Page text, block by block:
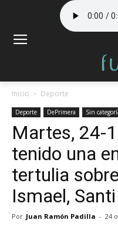
Inicio Deporte
Deporte DePrimera Sin
Martes, 24-
tenido una
tertulia
Ismael,
Por Juan Ramón Padilla - 24